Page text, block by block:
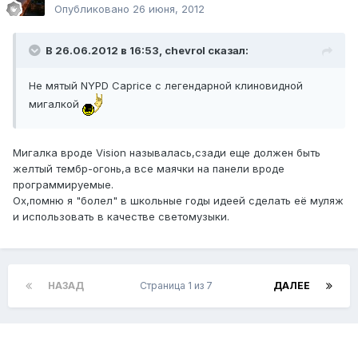
Опубликовано 26 июня, 2012
В 26.06.2012 в 16:53, chevrol сказал:
Не мятый NYPD Caprice с легендарной клиновидной
мигалкой
Мигалка вроде Vision называлась,сзади еще должен быть
желтый тембр-огонь,а все маячки на панели вроде
программируемые.
Ох,помню я "болел" в школьные годы идеей сделать её муляж
и использовать в качестве светомузыки.
НАЗАД ДАЛЕЕ
Страница 1 из 7